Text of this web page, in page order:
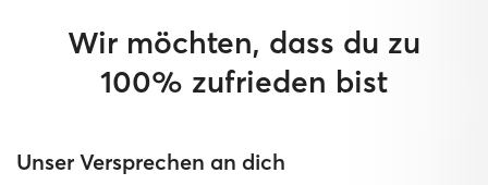
Wir möchten, dass du zu
100% zufrieden bist
Unser Versprechen an dich